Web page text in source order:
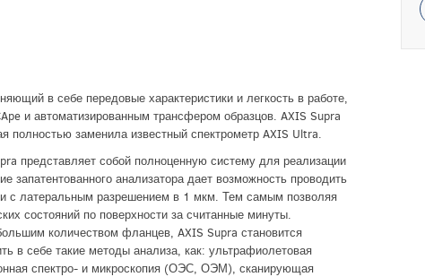
в себе передовые характеристики и легкость в работе,
и автоматизированным трансфером образцов. AXIS Supra
полностью заменила известный спектрометр AXIS Ultra.
представляет собой полноценную систему для реализации
анализатора дает возможность проводить
с латеральным разрешением в 1 мкм. Тем самым позволяя
состояний по поверхности за считанные минуты.
количеством фланцев, AXIS Supra становится
в себе такие методы анализа, как: ультрафиолетовая
спектро- и микроскопия (ОЭС, ОЭМ), сканирующая